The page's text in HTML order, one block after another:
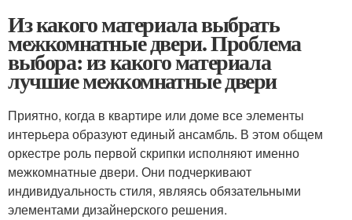
Из какого материала выбрать
межкомнатные двери. Проблема
выбора: из какого материала
лучшие межкомнатные двери
Приятно, когда в квартире или доме все элементы
интерьера образуют единый ансамбль. В этом общем
оркестре роль первой скрипки исполняют именно
межкомнатные двери. Они подчеркивают
индивидуальность стиля, являясь обязательными
элементами дизайнерского решения.